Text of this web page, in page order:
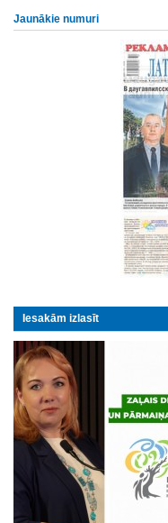
Jaunākie numuri
Iesakām izlasīt